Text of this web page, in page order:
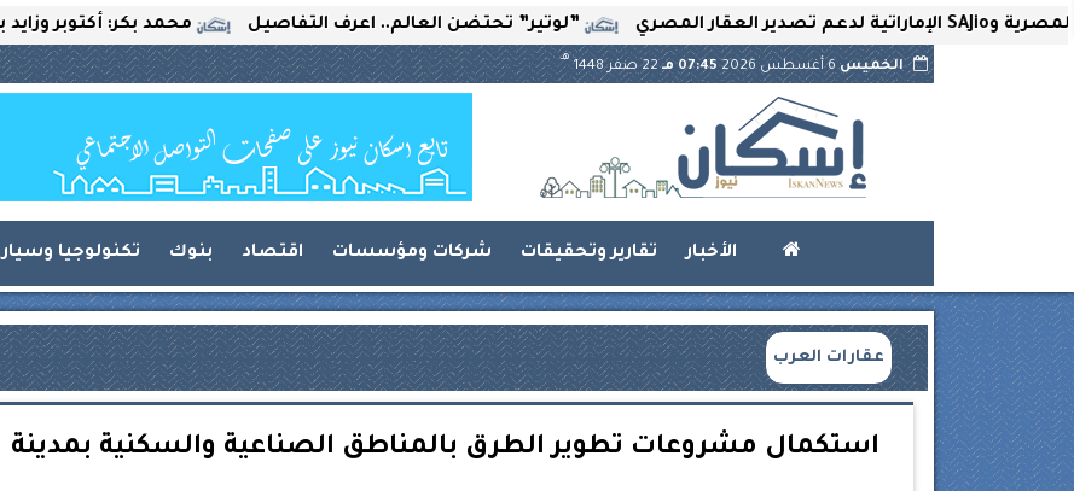
محمد بكر: أكتوبر وزايد بين ”لوتير” تحتضن العالم.. اعرف التفاصيل
الخميس6 أغسطس 2026 07:45 مـ 22 صفر 1448
هـ
الأخبار تقارير وتحقيقات شركات ومؤسسات اقتصاد بنوك تكنولوجيا
عقارات العرب
استكمال مشروعات تطوير الطرق بالمناطق الصناعية والسكنية بمدينة